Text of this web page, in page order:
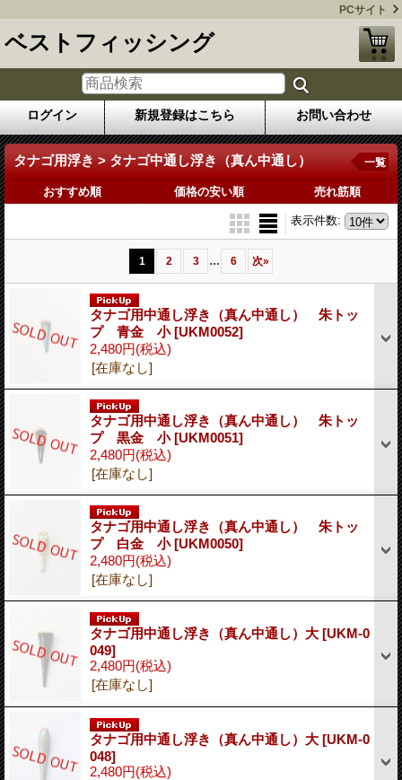
PCサイト
ベストフィッシング
ログイン 新規登録はこちら お問い合わせ
タナゴ用浮き > タナゴ中通し浮き（真ん中通し） 一覧
おすすめ順 価格の安い順 売れ筋順
表示件数:
1 2 3 ... 6 次»
タナゴ用中通し浮き（真ん中通し） 朱トッ
プ 青金 小[UKM0052]
2,480円(税込)
[在庫なし]
タナゴ用中通し浮き（真ん中通し） 朱トッ
プ 黒金 小[UKM0051]
2,480円(税込)
[在庫なし]
タナゴ用中通し浮き（真ん中通し） 朱トッ
プ 白金 小[UKM0050]
2,480円(税込)
[在庫なし]
タナゴ用中通し浮き（真ん中通し）大 [UKM-0
049]
2,480円(税込)
[在庫なし]
タナゴ用中通し浮き（真ん中通し）大 [UKM-0
048]
2,480円(税込)